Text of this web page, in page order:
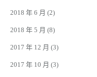
2018 年 6 月 (2)
2018 年 5 月 (8)
2017 年 12 月 (3)
2017 年 10 月 (3)